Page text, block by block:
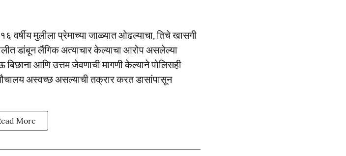
वर्षीय मुलीला प्रेमाच्या जाळ्यात ओढल्याचा, तिचे खासगी
डांबून लैंगिक अत्याचार केल्याचा आरोप असलेल्या
आणि उत्तम जेवणाची मागणी केल्याने पोलिसही
अस्वच्छ असल्याची तक्रार करत डासांपासून
More